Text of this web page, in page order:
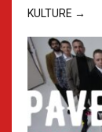
KULTURE →